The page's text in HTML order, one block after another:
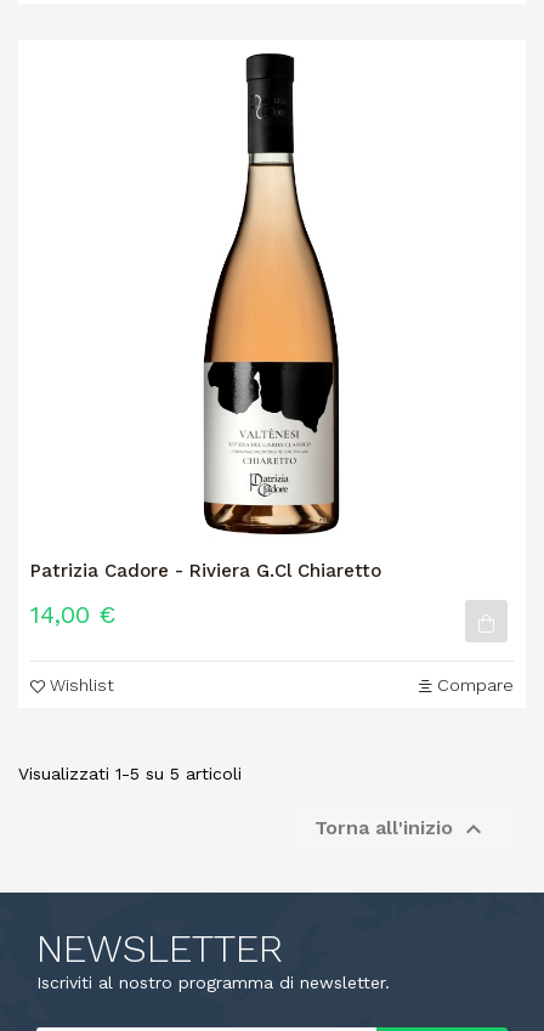
Patrizia Cadore - Riviera G.Cl Chiaretto
14,00 €
Wishlist Compare
Visualizzati 1-5 su 5 articoli
Torna all'inizio 
NEWSLETTER
Iscriviti al nostro programma di newsletter.